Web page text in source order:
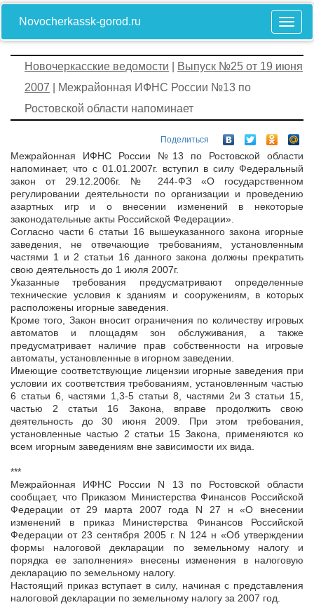
Novocherkassk-gorod.ru
Новочеркасские ведомости
Выпуск №25 от 19 июня
2007 | Межрайонная ИФНС России №13 по
Ростовской области напоминает
Поделиться
Межрайонная ИФНС России №13 по Ростовской области
напоминает, что с 01.01.2007г. вступил в силу Федеральный
закон от 29.12.2006г. № 244-ФЗ «О государственном
регулировании деятельности по организации и проведению
азартных игр и о внесении изменений в некоторые
законодательные акты Российской Федерации».
Согласно части 6 статьи 16 вышеуказанного закона игорные
заведения, не отвечающие требованиям, установленным
частями 1 и 2 статьи 16 данного закона должны прекратить
свою деятельность до 1 июля 2007г.
Указанные требования предусматривают определенные
технические условия к зданиям и сооружениям, в которых
расположены игорные заведения.
Кроме того, Закон вносит ограничения по количеству игровых
автоматов и площадям зон обслуживания, а также
предусматривает наличие прав собственности на игровые
автоматы, установленные в игорном заведении.
Имеющие соответствующие лицензии игорные заведения при
условии их соответствия требованиям, установленным частью
6 статьи 6, частями 1,3-5 статьи 8, частями 2и 3 статьи 15,
частью 2 статьи 16 Закона, вправе продолжить свою
деятельность до 30 июня 2009. При этом требования,
установленные частью 2 статьи 15 Закона, применяются ко
всем игорным заведениям вне зависимости их вида.
***
Межрайонная ИФНС России N 13 по Ростовской области
сообщает, что Приказом Министерства Финансов Российской
Федерации от 29 марта 2007 года N 27 н «О внесении
изменений в приказ Министерства Финансов Российской
Федерации от 23 сентября 2005 г. N 124 н «Об утверждении
формы налоговой декларации по земельному налогу и
порядка ее заполнения» внесены изменения в налоговую
декларацию по земельному налогу.
Настоящий приказ вступает в силу, начиная с представления
налоговой декларации по земельному налогу за 2007 год.